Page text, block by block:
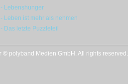
Lebenshunger
Leben ist mehr als nehmen
Das letzte Puzzleteil
© polyband Medien GmbH. All rights reserved.